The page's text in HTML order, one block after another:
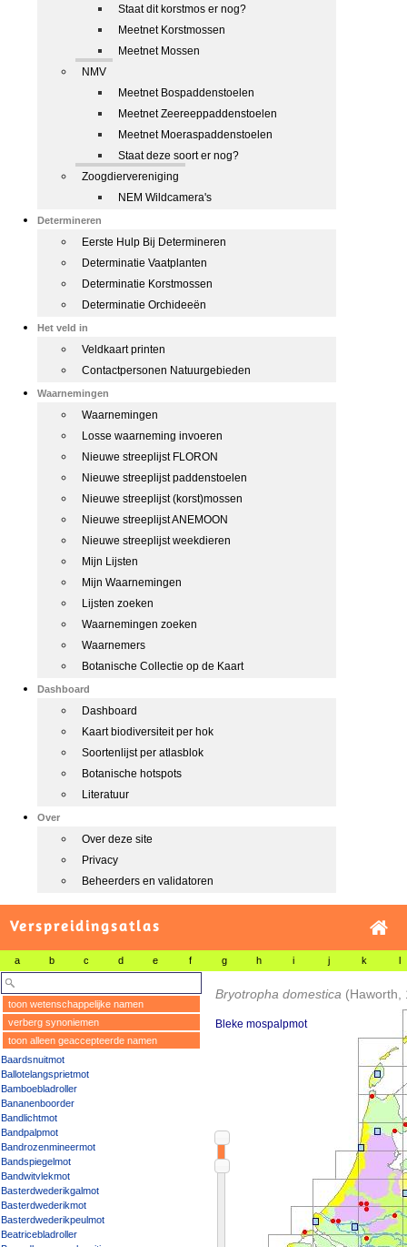
Staat dit korstmos er nog?
Meetnet Korstmossen
Meetnet Mossen
NMV
Meetnet Bospaddenstoelen
Meetnet Zeereeppaddenstoelen
Meetnet Moeraspaddenstoelen
Staat deze soort er nog?
Zoogdiervereniging
NEM Wildcamera's
Determineren
Eerste Hulp Bij Determineren
Determinatie Vaatplanten
Determinatie Korstmossen
Determinatie Orchideeën
Het veld in
Veldkaart printen
Contactpersonen Natuurgebieden
Waarnemingen
Waarnemingen
Losse waarneming invoeren
Nieuwe streeplijst FLORON
Nieuwe streeplijst paddenstoelen
Nieuwe streeplijst (korst)mossen
Nieuwe streeplijst ANEMOON
Nieuwe streeplijst weekdieren
Mijn Lijsten
Mijn Waarnemingen
Lijsten zoeken
Waarnemingen zoeken
Waarnemers
Botanische Collectie op de Kaart
Dashboard
Dashboard
Kaart biodiversiteit per hok
Soortenlijst per atlasblok
Botanische hotspots
Literatuur
Over
Over deze site
Privacy
Beheerders en validatoren
Verspreidingsatlas
a b c d e f g h i j k l
toon wetenschappelijke namen
verberg synoniemen
toon alleen geaccepteerde namen
Baardsnuitmot
Ballotelangsprietmot
Bamboebladroller
Bananenboorder
Bandlichtmot
Bandpalpmot
Bandrozenmineermot
Bandspiegelmot
Bandwitvlekmot
Basterdwederikgalmot
Basterdwederikmot
Basterdwederikpeulmot
Beatricebladroller
Bryotropha domestica (Haworth,
Bleke mospalpmot